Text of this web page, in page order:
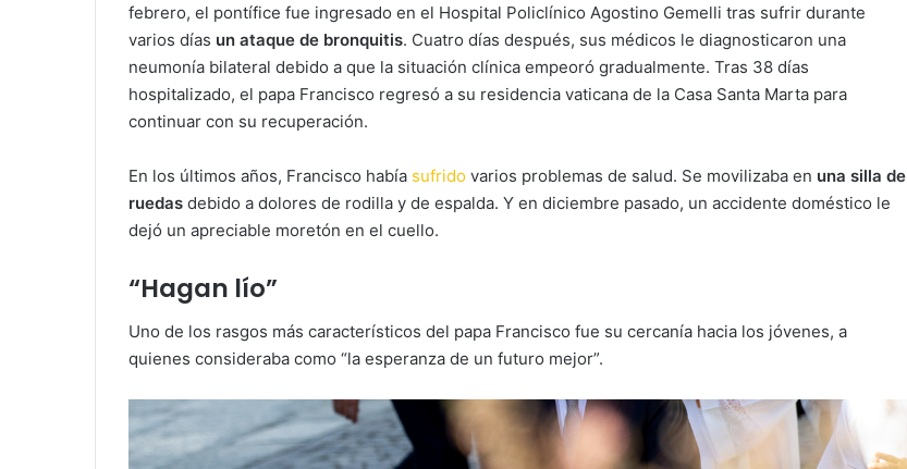
febrero, el pontífice fue ingresado en el Hospital Policlínico Agostino Gemelli tras sufrir durante
varios días un ataque de bronquitis. Cuatro días después, sus médicos le diagnosticaron una
neumonía bilateral debido a que la situación clínica empeoró gradualmente. Tras 38 días
hospitalizado, el papa Francisco regresó a su residencia vaticana de la Casa Santa Marta para
continuar con su recuperación.
En los últimos años, Francisco había sufrido varios problemas de salud. Se movilizaba en una silla de
ruedas debido a dolores de rodilla y de espalda. Y en diciembre pasado, un accidente doméstico le
dejó un apreciable moretón en el cuello.
“Hagan lío”
Uno de los rasgos más característicos del papa Francisco fue su cercanía hacia los jóvenes, a
quienes consideraba como “la esperanza de un futuro mejor”.